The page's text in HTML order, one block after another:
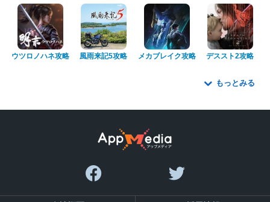
ウツロノハネ攻略 風雨来記5攻略 メカブレイク攻略 デススト2攻略
もっとみる